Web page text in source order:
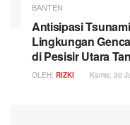
BANTEN
Antisipasi
Lingkungan
di Pesisir Utara
OLEH: RIZKI Kamis, 30